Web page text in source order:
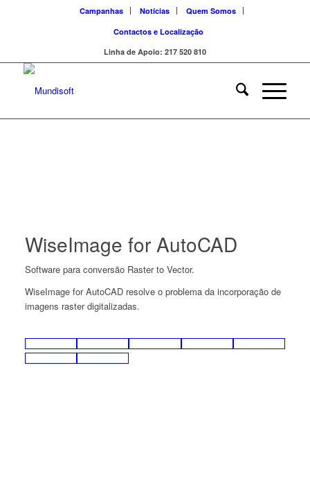
Campanhas Notícias
Quem Somos
Contactos e Localização
Linha de Apoio: 217 520 810
WiseImage for AutoCAD
Software para conversão Raster to Vector.
WiseImage for AutoCAD resolve o problema da incorporação de
imagens raster digitalizadas.